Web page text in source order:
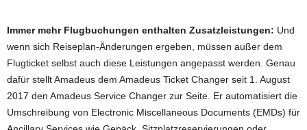
Immer mehr Flugbuchungen enthalten Zusatzleistungen: Und
wenn sich Reiseplan-Änderungen ergeben, müssen außer dem
Flugticket selbst auch diese Leistungen angepasst werden. Genau
dafür stellt Amadeus dem Amadeus Ticket Changer seit 1. August
2017 den Amadeus Service Changer zur Seite. Er automatisiert die
Umschreibung von Electronic Miscellaneous Documents (EMDs) für